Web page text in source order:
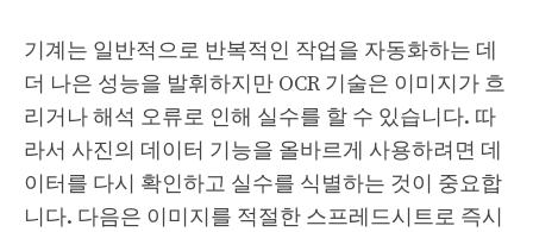
기계는 일반적으로 반복적인 작업을 자동화하는 데
더 나은 성능을 발휘하지만 OCR 기술은 이미지가 흐
리거나 해석 오류로 인해 실수를 할 수 있습니다. 따
라서 사진의 데이터 기능을 올바르게 사용하려면 데
이터를 다시 확인하고 실수를 식별하는 것이 중요합
니다. 다음은 이미지를 적절한 스프레드시트로 즉시